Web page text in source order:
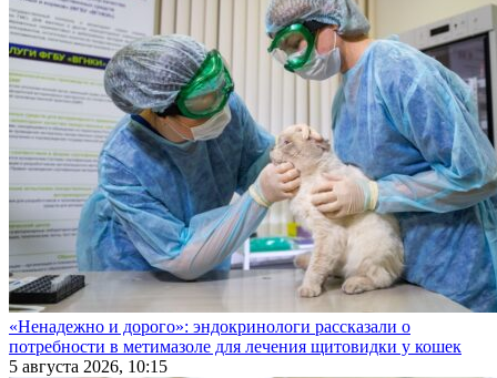
«Ненадежно и дорого»: эндокринологи рассказали о
потребности в метимазоле для лечения щитовидки у кошек
5 августа 2026, 10:15